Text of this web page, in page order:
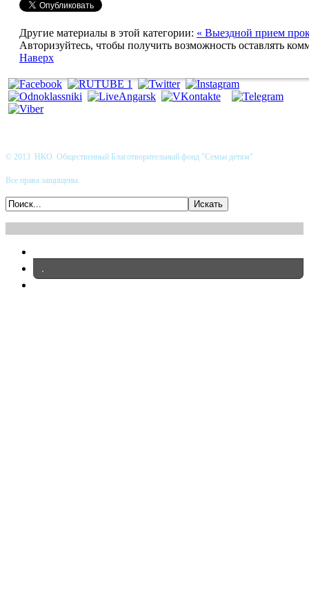
Другие материалы в этой категории: « Выездной прием
Авторизуйтесь, чтобы получить возможность оставлять
Наверх
© 2013 НКО Общественный Благотворительный фонд "Семьи детям"
Все права защищены.
.